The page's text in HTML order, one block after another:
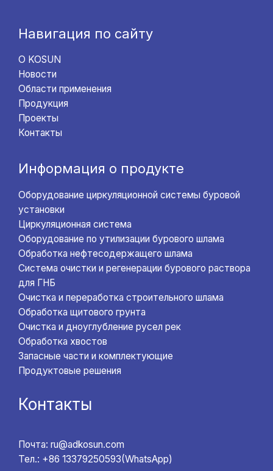
Навигация по сайту
О KOSUN
Новости
Области применения
Продукция
Проекты
Контакты
Информация о продукте
Оборудование циркуляционной системы буровой
установки
Циркуляционная система
Оборудование по утилизации бурового шлама
Обработка нефтесодержащего шлама
Система очистки и регенерации бурового раствора
для ГНБ
Очистка и переработка строительного шлама
Обработка щитового грунта
Очистка и дноуглубление русел рек
Обработка хвостов
Запасные части и комплектующие
Продуктовые решения
Контакты
Почта: ru@adkosun.com
Тел.: +86 13379250593(WhatsApp)